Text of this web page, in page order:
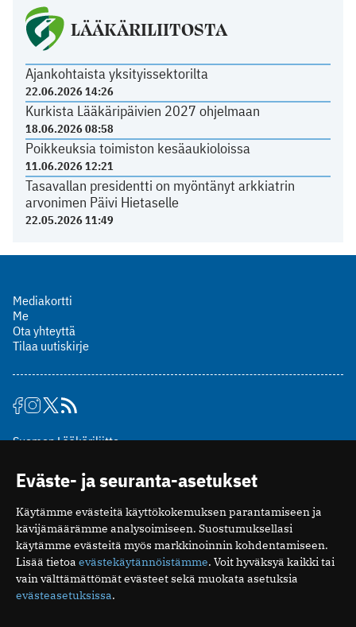
LÄÄKÄRILIITOSTA
Ajankohtaista yksityissektorilta
22.06.2026 14:26
Kurkista Lääkäripäivien 2027 ohjelmaan
18.06.2026 08:58
Poikkeuksia toimiston kesäaukioloissa
11.06.2026 12:21
Tasavallan presidentti on myöntänyt arkkiatrin
arvonimen Päivi Hietaselle
22.05.2026 11:49
Mediakortti
Me
Ota yhteyttä
Tilaa uutiskirje
Suomen Lääkäriliitto
00510 Helsinki
puh. (09) 393 091
toimitus@potilaanlaakarilehti.fi
ISSN 2323-9476
Eväste- ja seuranta-asetukset
Käytämme evästeitä käyttökokemuksen parantamiseen ja
kävijämäärämme analysoimiseen. Suostumuksellasi
käytämme evästeitä myös markkinoinnin kohdentamiseen.
Lisää tietoa evästekäytännöistämme. Voit hyväksyä kaikki tai
vain välttämättömät evästeet sekä muokata asetuksia
evästeasetuksissa.